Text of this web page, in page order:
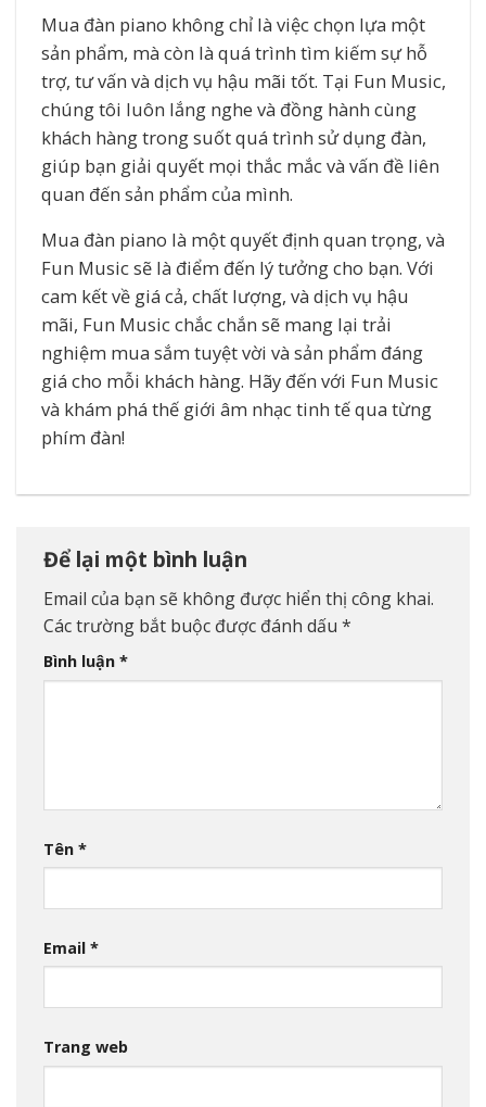
Mua đàn piano không chỉ là việc chọn lựa một
sản phẩm, mà còn là quá trình tìm kiếm sự hỗ
trợ, tư vấn và dịch vụ hậu mãi tốt. Tại Fun Music,
chúng tôi luôn lắng nghe và đồng hành cùng
khách hàng trong suốt quá trình sử dụng đàn,
giúp bạn giải quyết mọi thắc mắc và vấn đề liên
quan đến sản phẩm của mình.
Mua đàn piano là một quyết định quan trọng, và
Fun Music sẽ là điểm đến lý tưởng cho bạn. Với
cam kết về giá cả, chất lượng, và dịch vụ hậu
mãi, Fun Music chắc chắn sẽ mang lại trải
nghiệm mua sắm tuyệt vời và sản phẩm đáng
giá cho mỗi khách hàng. Hãy đến với Fun Music
và khám phá thế giới âm nhạc tinh tế qua từng
phím đàn!
Để lại một bình luận
Email của bạn sẽ không được hiển thị công khai.
Các trường bắt buộc được đánh dấu *
Bình luận *
Tên *
Email *
Trang web